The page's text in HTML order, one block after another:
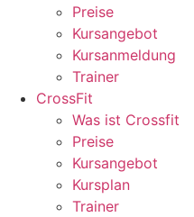
Preise
Kursangebot
Kursanmeldung
Trainer
CrossFit
Was ist Crossfit
Preise
Kursangebot
Kursplan
Trainer